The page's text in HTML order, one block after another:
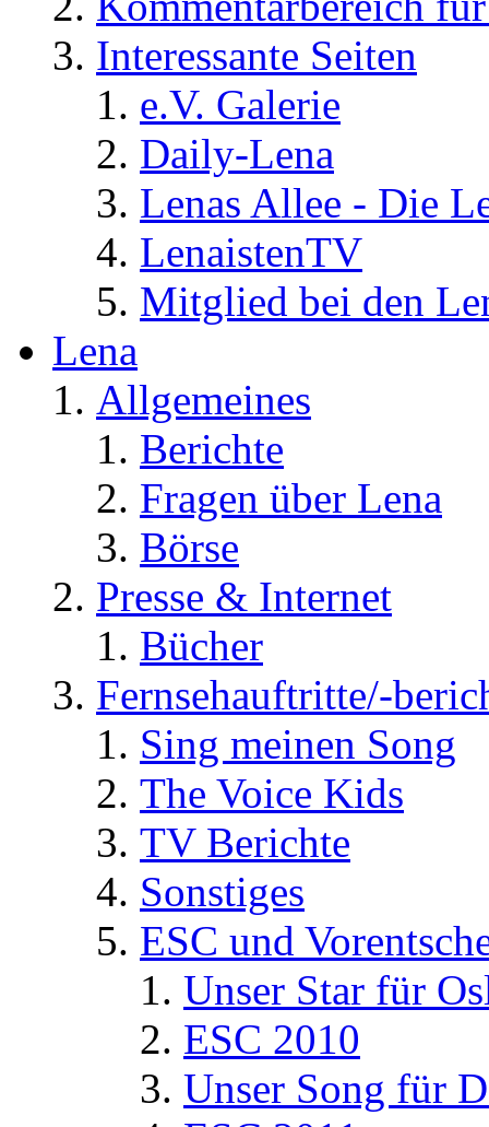
Interessante Seiten
e.V. Galerie
Daily-Lena
Lenas Allee - Die
LenaistenTV
Mitglied bei den
Lena
Allgemeines
Berichte
Fragen über Lena
Börse
Presse & Internet
Bücher
Fernsehauftritte/-
Sing meinen Song
The Voice Kids
TV Berichte
Sonstiges
ESC und
Unser Star für
ESC 2010
Unser Song für